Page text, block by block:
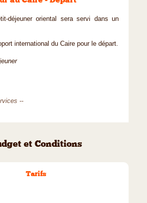
déjeuner oriental sera servi dans un
international du Caire pour le départ.
--
et Conditions
Tarifs